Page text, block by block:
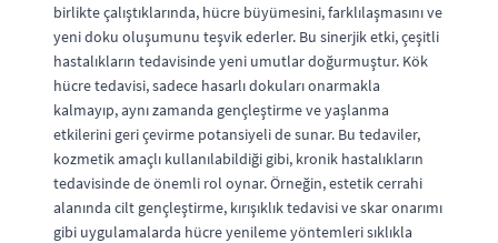
birlikte çalıştıklarında, hücre büyümesini, farklılaşmasını ve
yeni doku oluşumunu teşvik ederler. Bu sinerjik etki, çeşitli
hastalıkların tedavisinde yeni umutlar doğurmuştur. Kök
hücre tedavisi, sadece hasarlı dokuları onarmakla
kalmayıp, aynı zamanda gençleştirme ve yaşlanma
etkilerini geri çevirme potansiyeli de sunar. Bu tedaviler,
kozmetik amaçlı kullanılabildiği gibi, kronik hastalıkların
tedavisinde de önemli rol oynar. Örneğin, estetik cerrahi
alanında cilt gençleştirme, kırışıklık tedavisi ve skar onarımı
gibi uygulamalarda hücre yenileme yöntemleri sıklıkla